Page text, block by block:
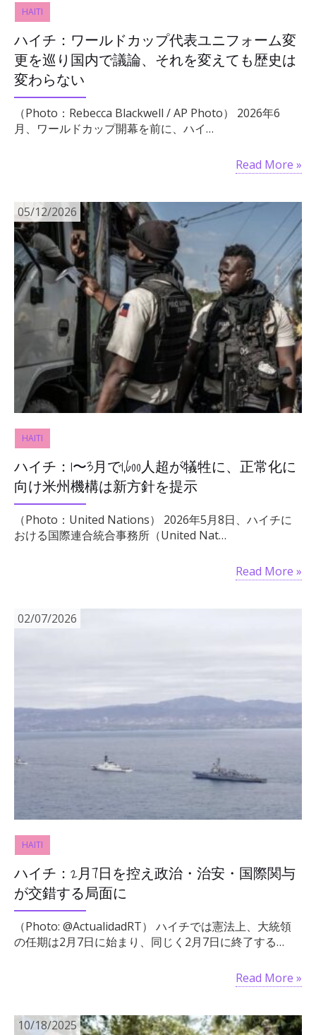
HAITI
ハイチ：ワールドカップ代表ユニフォーム変
更を巡り国内で議論、それを変えても歴史は
変わらない
（Photo：Rebecca Blackwell / AP Photo） 2026年6
月、ワールドカップ開幕を前に、ハイ…
Read More »
05/12/2026
HAITI
ハイチ：1〜3月で1,600人超が犠牲に、正常化に
向け米州機構は新方針を提示
（Photo：United Nations） 2026年5月8日、ハイチに
おける国際連合統合事務所（United Nat…
Read More »
02/07/2026
HAITI
ハイチ：2月7日を控え政治・治安・国際関与
が交錯する局面に
（Photo: @ActualidadRT） ハイチでは憲法上、大統領
の任期は2月7日に始まり、同じく2月7日に終了する…
Read More »
10/18/2025